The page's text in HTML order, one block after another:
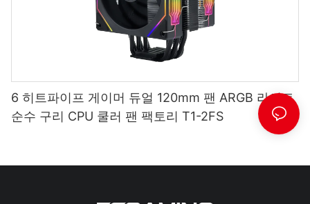
6 히트파이프 게이머 듀얼 120mm 팬 ARGB 라이트
순수 구리 CPU 쿨러 팬 팩토리 T1-2FS